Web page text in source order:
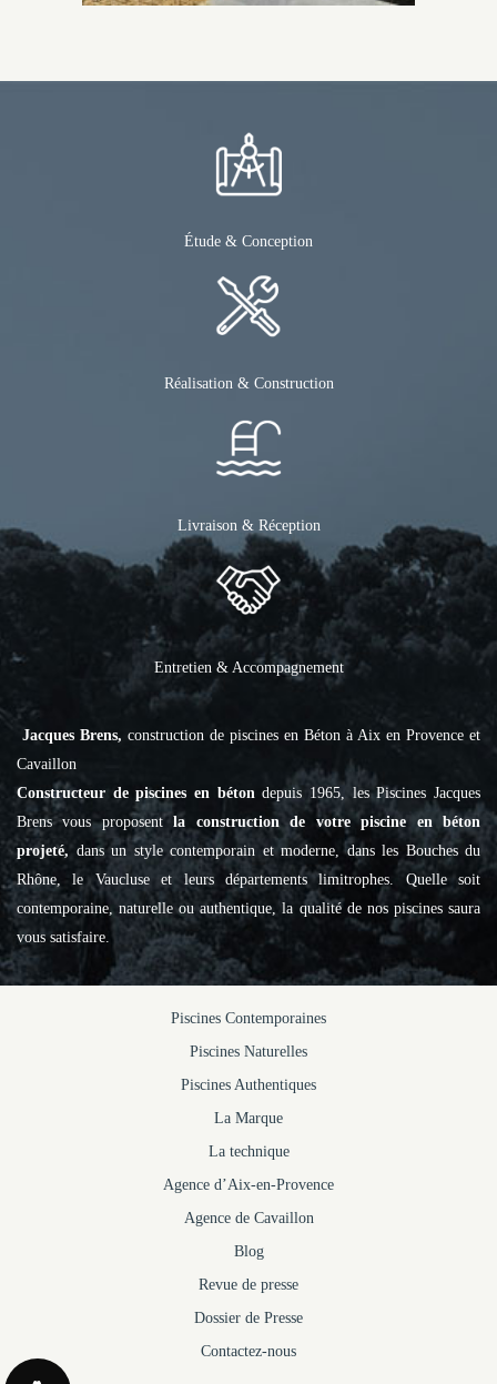
Étude & Conception
Réalisation & Construction
Livraison & Réception
Entretien & Accompagnement
Jacques Brens, construction de piscines en Béton à Aix en Provence et
Cavaillon
Constructeur de piscines en bétondepuis 1965, les Piscines Jacques
Brens vous proposentla construction de votre piscine en béton
projeté, dans un style contemporain et moderne, dans les Bouches du
Rhône, le Vaucluse et leurs départements limitrophes. Quelle soit
contemporaine, naturelle ou authentique, la qualité de nos piscines saura
vous satisfaire.
Piscines Contemporaines
Piscines Naturelles
Piscines Authentiques
La Marque
La technique
Agence d’Aix-en-Provence
Agence de Cavaillon
Blog
Revue de presse
Dossier de Presse
Contactez-nous